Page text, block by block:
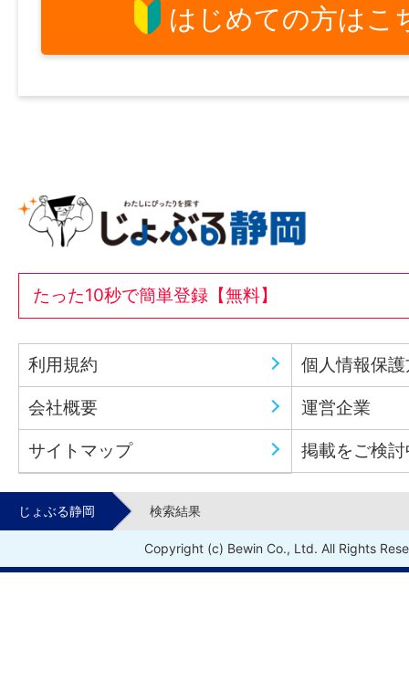
はじめての方はこ
たった10秒で簡単登録【無料】
利用規約 個人情報保
会社概要 運営企業
サイトマップ 掲載をご検
じょぶる静岡 検索結果
Copyright (c) Bewin Co., Ltd. All Rights